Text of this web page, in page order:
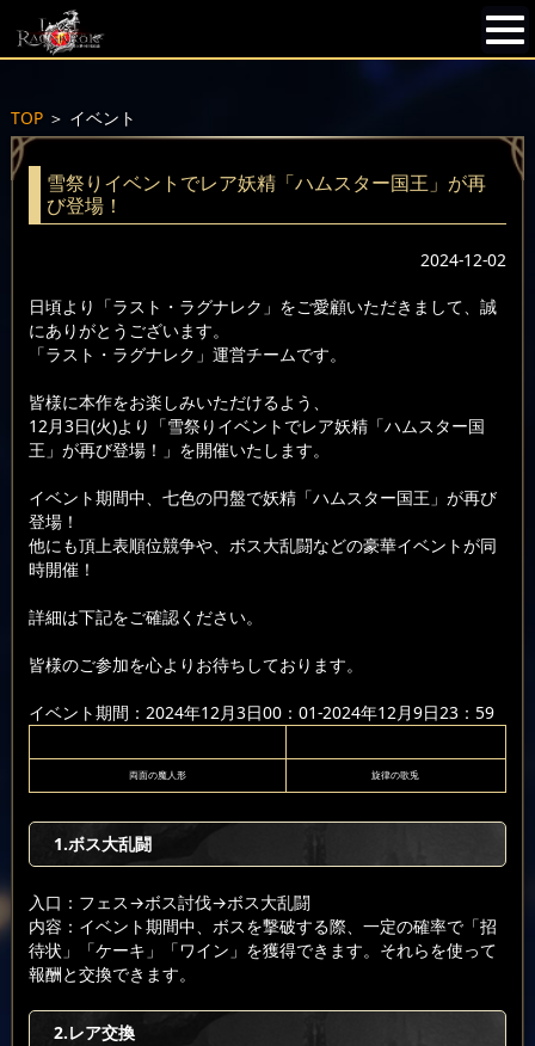
TOP＞ イベント
雪祭りイベントでレア妖精「ハムスター国王」が再
び登場！
2024-12-02
日頃より「ラスト・ラグナレク」をご愛顧いただきまして、誠
にありがとうございます。
「ラスト・ラグナレク」運営チームです。
皆様に本作をお楽しみいただけるよう、
12月3日(火)より「雪祭りイベントでレア妖精「ハムスター国
王」が再び登場！」を開催いたします。
イベント期間中、七色の円盤で妖精「ハムスター国王」が再び
登場！
他にも頂上表順位競争や、ボス大乱闘などの豪華イベントが同
時開催！
詳細は下記をご確認ください。
皆様のご参加を心よりお待ちしております。
イベント期間：2024年12月3日00：01-2024年12月9日23：59
両面の魔人形 旋律の歌兎
1.ボス大乱闘
入口：フェス→ボス討伐→ボス大乱闘
内容：イベント期間中、ボスを撃破する際、一定の確率で「招
待状」「ケーキ」「ワイン」を獲得できます。それらを使って
報酬と交換できます。
2.レア交換